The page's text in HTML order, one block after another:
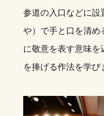
参道の入口などに設
や）で手と口を清め
に敬意を表す意味を
を捧げる作法を学び